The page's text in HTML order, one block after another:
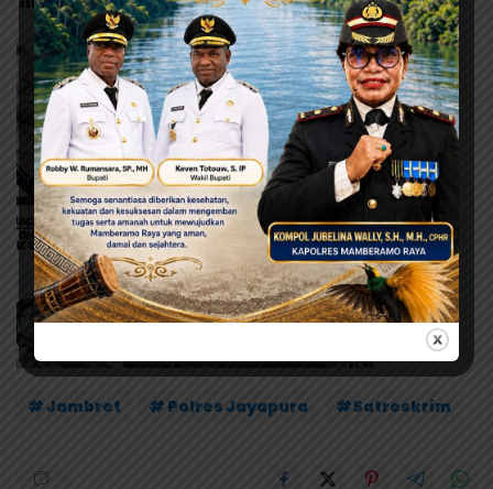
# Jambret # Polres Jayapura #Satreskrim